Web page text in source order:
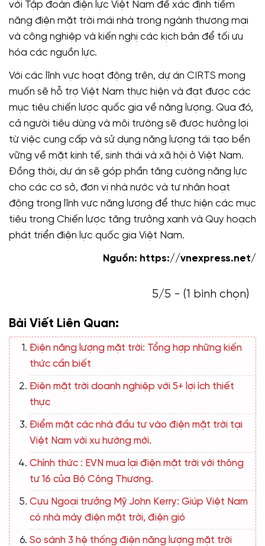
với Tập đoàn điện lực Việt Nam để xác định tiềm
năng điện mặt trời mái nhà trong ngành thương mại
và công nghiệp và kiến nghị các kịch bản để tối ưu
hóa các nguồn lực.
Với các lĩnh vực hoạt động trên, dự án CIRTS mong
muốn sẽ hỗ trợ Việt Nam thực hiện và đạt được các
mục tiêu chiến lược quốc gia về năng lượng. Qua đó,
cả người tiêu dùng và môi trường sẽ được hưởng lợi
từ việc cung cấp và sử dụng năng lượng tái tạo bền
vững về mặt kinh tế, sinh thái và xã hội ở Việt Nam.
Đồng thời, dự án sẽ góp phần tăng cường năng lực
cho các cơ sở, đơn vị nhà nước và tư nhân hoạt
động trong lĩnh vực năng lượng để thực hiện các mục
tiêu trong Chiến lược tăng trưởng xanh và Quy hoạch
phát triển điện lực quốc gia Việt Nam.
Nguồn: https://vnexpress.net/
5/5 - (1 bình chọn)
Bài Viết Liên Quan:
Điện năng lượng mặt trời: Tổng hợp những kiến
thức cần biết
Điện mặt trời doanh nghiệp với 5+ lợi ích thiết
thực
Điểm mặt các nhà đầu tư vào điện mặt trời tại
Việt Nam với xu hướng mới.
Chính thức : EVN mua lại điện mặt trời với thông
tư 16 của Bộ Công Thương.
Cựu Ngoại trưởng Mỹ John Kerry: Giúp Việt Nam
có nhà máy điện mặt trời, điện gió
So sánh 3 hệ thống điện năng lượng mặt trời